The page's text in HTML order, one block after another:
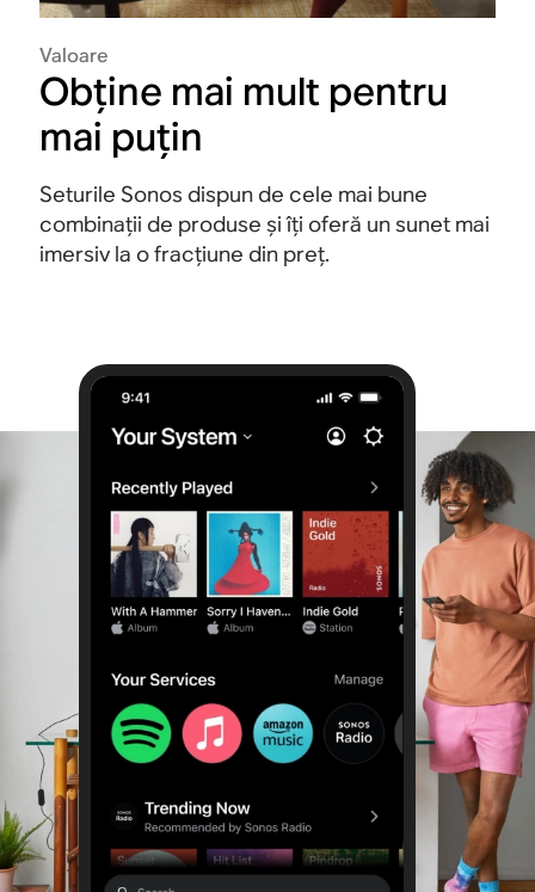
Valoare
Obține mai mult pentru
mai puțin
Seturile Sonos dispun de cele mai bune
combinații de produse și îți oferă un sunet mai
imersiv la o fracțiune din preț.